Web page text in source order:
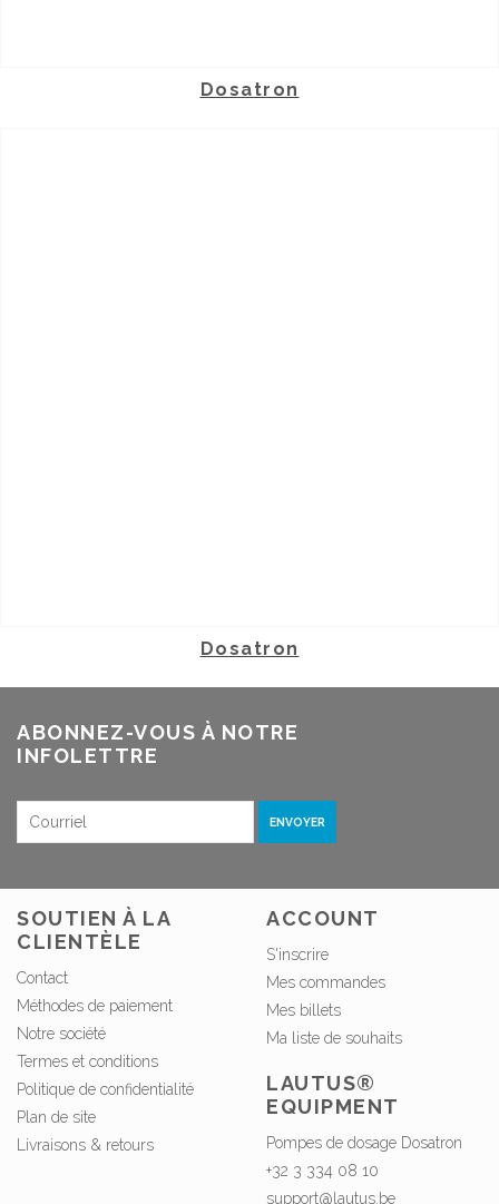
Dosatron
Dosatron
ABONNEZ-VOUS À NOTRE
INFOLETTRE
ENVOYER
SOUTIEN À LA
CLIENTÈLE
Contact
Méthodes de paiement
Notre société
Termes et conditions
Politique de confidentialité
Plan de site
Livraisons & retours
ACCOUNT
S'inscrire
Mes commandes
Mes billets
Ma liste de souhaits
LAUTUS®
EQUIPMENT
Pompes de dosage Dosatron
+32 3 334 08 10
support@lautus.be